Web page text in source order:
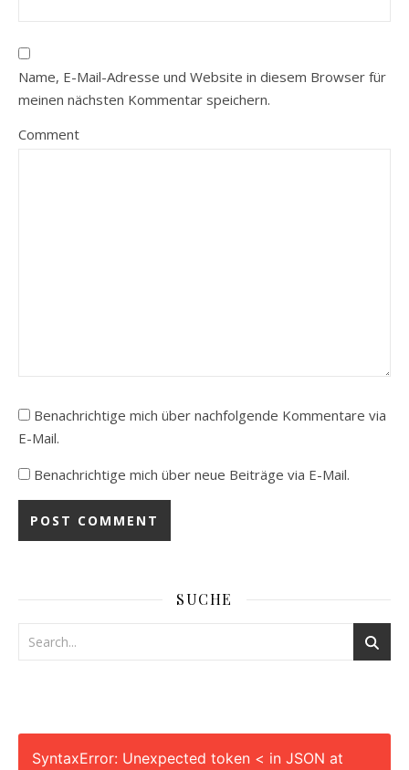
Name, E-Mail-Adresse und Website in diesem Browser für
meinen nächsten Kommentar speichern.
Comment
Benachrichtige mich über nachfolgende Kommentare via
E-Mail.
Benachrichtige mich über neue Beiträge via E-Mail.
SUCHE
SyntaxError: Unexpected token < in JSON at